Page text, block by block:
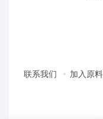
联系我们 加入原